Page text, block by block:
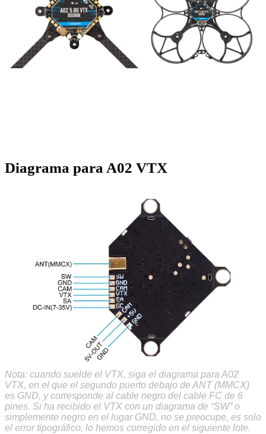
Diagrama para A02 VTX
Nota: cuando suelde el VTX, siga el diagrama para A02
VTX, en el que el segundo puerto debajo de ANT (MMCX)
es GND, y corresponde al cable negro del cable FC de 6
pines. Si ha recibido el VTX con un diagrama de “SW” o
simplemente negro en el lugar GND, no se preocupe, es solo
el error tipográfico, lo hemos corregido en el siguiente lote.